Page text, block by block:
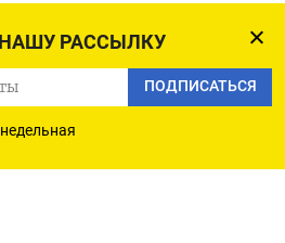
РАССЫЛКУ
ПОДПИСАТЬСЯ